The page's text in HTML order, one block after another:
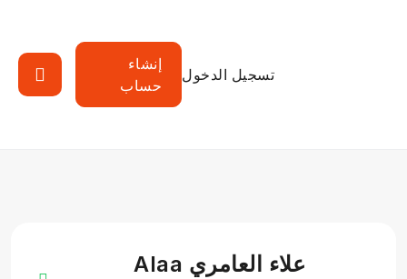
تسجيل الدخول
إنشاء
حساب
علاء العامري Alaa